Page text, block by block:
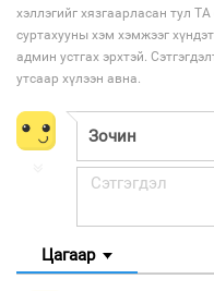
хэллэгийг хязгаарласан тул
суртахууны хэм хэмжээг
админ устгах эрхтэй.
утсаар хүлээн авна.
Цагаар